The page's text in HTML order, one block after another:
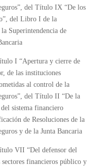
del Título IX “De los
del Libro I de la
Superintendencia de
I “Apertura y cierre de
de las instituciones
al control de la
del Título II “De la
sistema financiero
de Resoluciones de la
y de la Junta Bancaria
VII “Del defensor del
financieros público y